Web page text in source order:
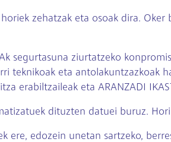
zehatzak eta osoak dira.
segurtasuna ziurtatzeko
teknikoak eta
erabiltzaileak eta ARANZADI
dituzten datuei buruz.
edozein unetan sartzeko,